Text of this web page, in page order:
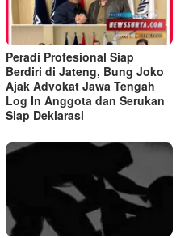
Peradi Profesional Siap
Berdiri di Jateng, Bung Joko
Ajak Advokat Jawa Tengah
Log In Anggota dan Serukan
Siap Deklarasi